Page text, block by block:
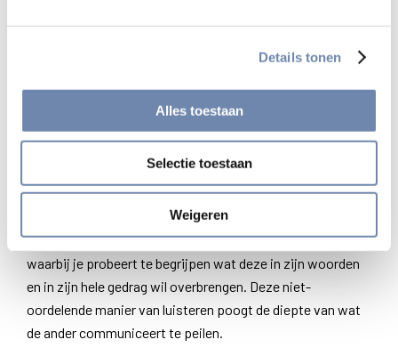
Details tonen
Alles toestaan
Selectie toestaan
Weigeren
verkeerd, dan moet hij hem met liefde verbeteren. Helpt
dat niet, dan moet hij alle gepaste middelen zoeken opdat
die mening, goed verstaan, gesauveerd wordt.”
De “Vooronderstelling“, zoals deze annotatie ook wel
genoemd wordt, vereist dat je een houding aanneemt
waarbij je nauwgezet en ernstig luistert naar de ander;
waarbij je probeert te begrijpen wat deze in zijn woorden
en in zijn hele gedrag wil overbrengen. Deze niet-
oordelende manier van luisteren poogt de diepte van wat
de ander communiceert te peilen.